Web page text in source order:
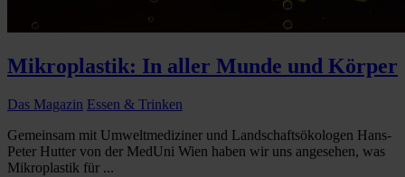
Mikroplastik: In aller Munde und Körper
Das Magazin Essen & Trinken
Gemeinsam mit Umweltmediziner und Landschaftsökologen Hans-
Peter Hutter von der MedUni Wien haben wir uns angesehen, was
Mikroplastik für ...